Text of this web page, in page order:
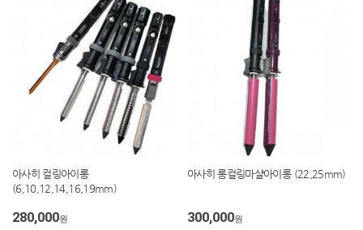
아사히 컬링아이롱
(6,10,12,14,16,19mm)
280,000원
아사히 롱컬링마샬아이롱 (22,25mm)
300,000원